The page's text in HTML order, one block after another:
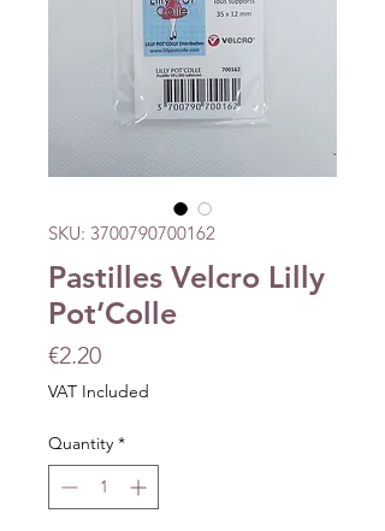
SKU: 3700790700162
Pastilles Velcro Lilly
Pot’Colle
€2.20Price
VAT Included
Quantity *